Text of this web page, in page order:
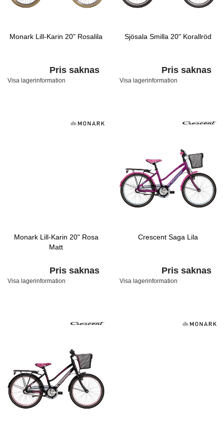
Monark Lill-Karin 20" Rosalila
Pris saknas
Visa lagerinformation
Sjösala Smilla 20" Korallröd
Pris saknas
Visa lagerinformation
Monark Lill-Karin 20" Rosa
Matt
Pris saknas
Visa lagerinformation
Crescent Saga Lila
Pris saknas
Visa lagerinformation